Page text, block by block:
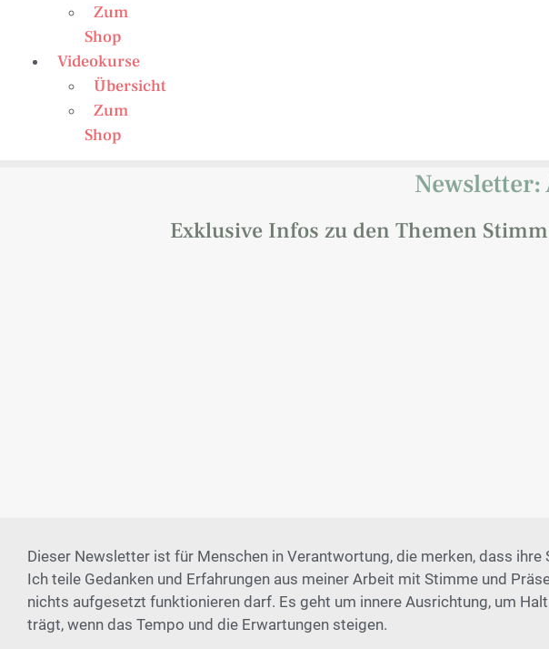
Zum
Shop
Videokurse
Übersicht
Zum
Shop
Exklusive Infos zu den Themen
Dieser Newsletter ist für Menschen in Verantwortung, die merken, dass
Ich teile Gedanken und Erfahrungen aus meiner Arbeit mit Stimme und
nichts aufgesetzt funktionieren darf. Es geht um innere Ausrichtung, um
trägt, wenn das Tempo und die Erwartungen steigen.